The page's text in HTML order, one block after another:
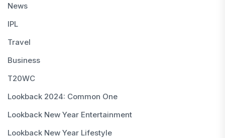
News
IPL
Travel
Business
T20WC
Lookback 2024: Common One
Lookback New Year Entertainment
Lookback New Year Lifestyle